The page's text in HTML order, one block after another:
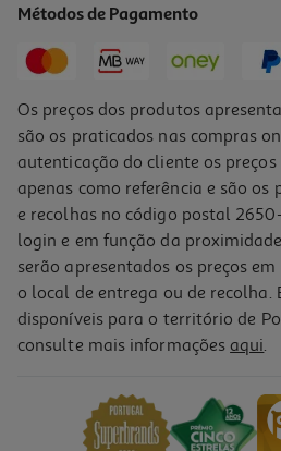
4.7
Tapete Rato Gaming Lenovo Ideapad
Métodos de Pagamento
Os preços dos produtos
são os praticados nas compras
autenticação do cliente os
apenas como referência e são
e recolhas no código postal
login e em função da
serão apresentados os preços
o local de entrega ou de recolha.
disponíveis para o território de
consulte mais informações aqui.